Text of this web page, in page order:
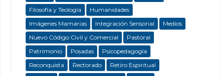
Filosofía y Teología
Humanidades
Imágenes Mamarias
Integración Sensorial
Medios
Nuevo Código Civil y Comercial
Pastoral
Patrimonio
Posadas
Psicopedagogía
Reconquista
Rectorado
Retiro Espiritual